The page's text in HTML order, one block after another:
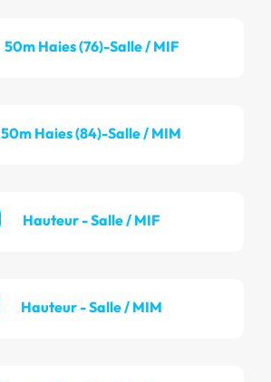
50m Haies (76)-Salle / MIF
50m Haies (84)-Salle / MIM
Hauteur - Salle / MIF
Hauteur - Salle / MIM